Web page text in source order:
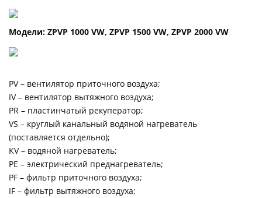
Модели: ZPVP 1000 VW, ZPVP 1500 VW, ZPVP 2000 VW
PV – вентилятор приточного воздуха;
IV – вентилятор вытяжного воздуха;
PR – пластинчатый рекуператор;
VS – круглый канальный водяной нагреватель
(поставляется отдельно);
KV – водяной нагреватель;
PE – электрический преднагреватель;
PF – фильтр приточного воздуха;
IF – фильтр вытяжного воздуха;